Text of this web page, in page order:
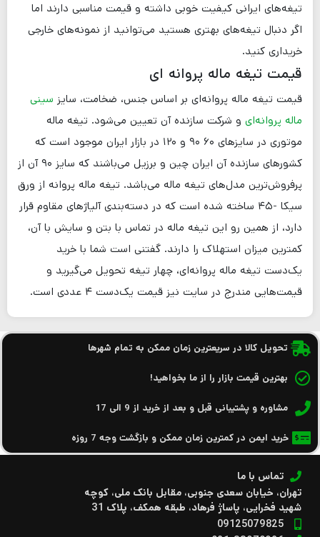
تیغه‌های ایرانی کیفیت خوبی داشته و قیمت مناسبی دارند اما
اگر دنبال تیغه‌های بهتری هستید می‌توانید از نمونه‌های خارجی
خریداری کنید.
قیمت تیغه ماله پروانه ای
قیمت تیغه ماله پروانه‌ای بر اساس جنس، ضخامت، سایز سینی
ماله پروانه‌ای و شرکت سازنده آن تعیین می‌شود. تیغه ماله
موتوری در سایزهای ۶۰ ۹۰ و ۱۲۰ در بازار ایران موجود است که
کشورهای سازنده آن ایران چین و برزیل می‌باشند که سایز ۹۰ آن از
پرفروش‌ترین مدل‌های تیغه ماله می‌باشد. تیغه ماله پروانه از ورق
سیکا -۴۵ ساخته شده است که در دسته‌بندی آلیاژهای مقاوم قرار
دارد، از همین رو این تیغه ماله در تماس با بتن و سایش با آن،
کمترین میزان استهلاک را دارند. گفتنی است شما با خرید
یک‌دست تیغه ماله پروانه‌ای، چهار تیغه تحویل می‌گیرید و
قیمت‌هایی مندرج در سایت نیز قیمت یک‌دست ۴ عددی است.
تحویل کالا در سریعترین زمان ممکن به تمام شهرها
بهترین قیمت بازار را از ما بخواهید!
مشاوره و پشتیبانی قبل و بعد از خرید از 9 الی 17
خرید ایمن در کمترین زمان ممکن و بازگشت وجه 7 روزه
تماس با ما
تهران، خیابان سعدی جنوبی، مقابل بانک ملی، کوچه
شهید فخرایی، پاساژ فرهاد، طبقه همکف، پلاک 31
09125079825